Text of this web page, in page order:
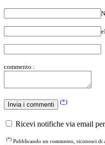
commento :
(*)
Ricevi notifiche via email
(*) Pubblicando un commento, riconosci di